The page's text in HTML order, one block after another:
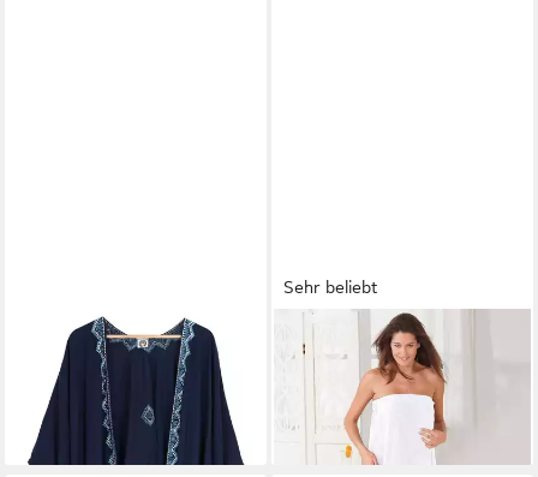
GURU-SHOPKimono Kurzer
bestickter Sommer Kimono,
Kaftan,.., alternative
Bekleidung
40,90 €
Sehr beliebt
PLANTIER
Damenbademantel
Saunakilt Ärmellos, Baumwolle
ab 29,99 €